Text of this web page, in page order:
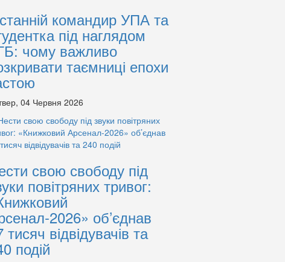
командир УПА та
під наглядом
чому важливо
таємниці епохи
04 Червня 2026
свою свободу під
повітряних тривог:
2026» об’єднав
тисяч відвідувачів та
подій